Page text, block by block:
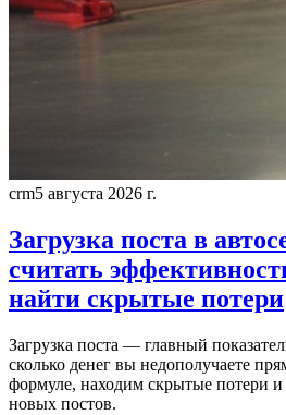
crm5 августа 2026 г.
Загрузка поста в
считать
найти скрытые потери
Загрузка поста — главный
сколько денег вы недополучаете
формуле, находим скрытые потери
новых постов.